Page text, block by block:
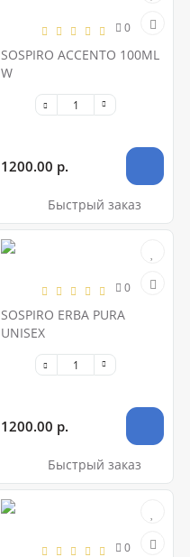
0
SOSPIRO ACCENTO 100ML
W
1200.00 р.
Быстрый заказ
0
SOSPIRO ERBA PURA
UNISEX
1200.00 р.
Быстрый заказ
0